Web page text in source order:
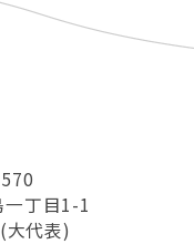
丁目1-1
代表)